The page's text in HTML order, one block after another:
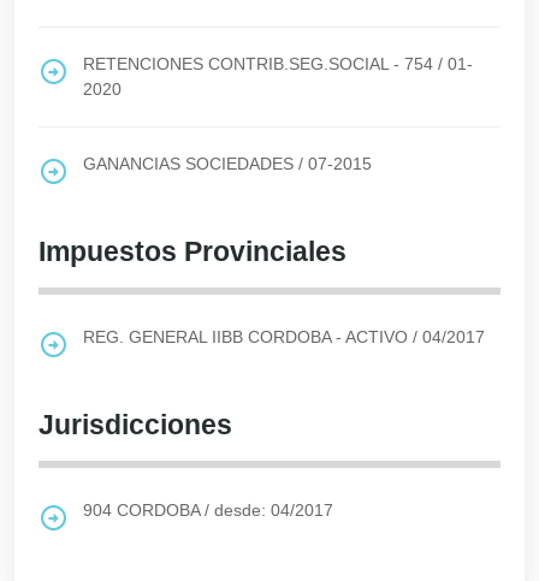
RETENCIONES CONTRIB.SEG.SOCIAL - 754 / 01-
2020
GANANCIAS SOCIEDADES / 07-2015
Impuestos Provinciales
REG. GENERAL IIBB CORDOBA - ACTIVO / 04/2017
Jurisdicciones
904 CORDOBA/ desde: 04/2017